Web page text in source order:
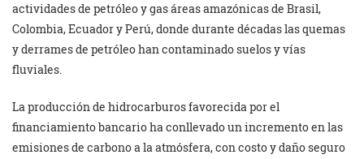
actividades de petróleo y gas áreas amazónicas de Brasil,
Colombia, Ecuador y Perú, donde durante décadas las quemas
y derrames de petróleo han contaminado suelos y vías
fluviales.
La producción de hidrocarburos favorecida por el
financiamiento bancario ha conllevado un incremento en las
emisiones de carbono a la atmósfera, con costo y daño seguro